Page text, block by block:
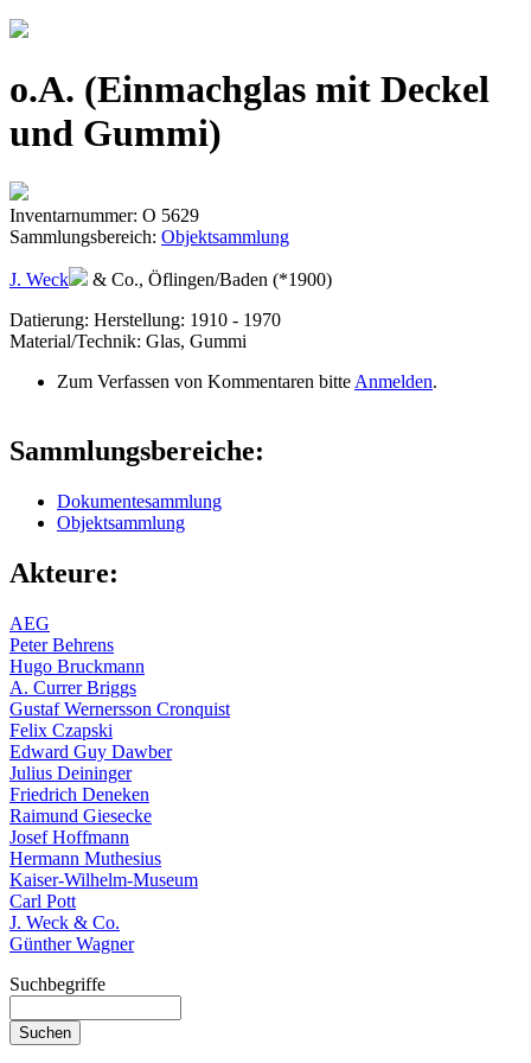
Jump to navigation
o.A. (Einmachglas mit Deckel
und Gummi)
Inventarnummer: O 5629
Sammlungsbereich: Objektsammlung
J. Weck
& Co., Öflingen/Baden (*1900)
Datierung: Herstellung: 1910 - 1970
Material/Technik: Glas, Gummi
Zum Verfassen von Kommentaren bitte Anmelden.
Sammlungsbereiche:
Dokumentesammlung
Objektsammlung
Akteure:
AEG
Peter Behrens
Hugo Bruckmann
A. Currer Briggs
Gustaf Wernersson Cronquist
Felix Czapski
Edward Guy Dawber
Julius Deininger
Friedrich Deneken
Raimund Giesecke
Josef Hoffmann
Hermann Muthesius
Kaiser-Wilhelm-Museum
Carl Pott
J. Weck & Co.
Günther Wagner
Suchbegriffe